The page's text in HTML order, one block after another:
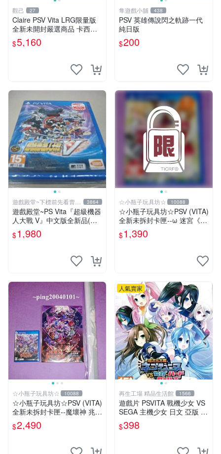
觀己 27
Claire PSV Vita LRG限量版
全新未開封嚴選商品 卡西歐
電競耳機耳罩 PSV vita 耳機
電競耳機
$5,160
隼遊戲小舖 438
PSV 英雄傳說閃之軌跡一代
純日版
$200
遊戲殿堂~下標前先看賣場
關於我
3864
遊戲殿堂~PS Vita『超級機器
人大戰 V』中文版全新品(內
含首批限定特典)
$1,980
☆小瓶子玩具坊☆ 10088
☆小瓶子玩具坊☆PSV (VITA)
全新未拆封卡匣--ω 迷宮《ω
Labyrinth》(亞版)
$1,390
☆小瓶子玩具坊☆ 10088
☆小瓶子玩具坊☆PSV (VITA)
全新未拆封卡匣--魔壞神 兆力
翁 Trader 店舖特典通常版
+特典--美術集
$2,490
人氣賣家
再生工場 精品生活館 1566
遊戲片 PSVITA 戰機少女 VS
SEGA 主機少女 日文 亞版 再
生工場 01
$398